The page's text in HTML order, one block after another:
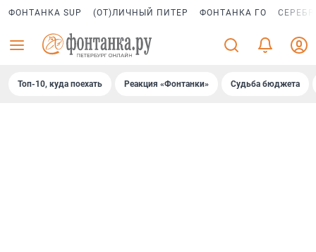
ФОНТАНКА SUP (ОТ)ЛИЧНЫЙ ПИТЕР ФОНТАНКА ГО
Топ-10, куда поехать Реакция «Фонтанки» Судьба бюджета